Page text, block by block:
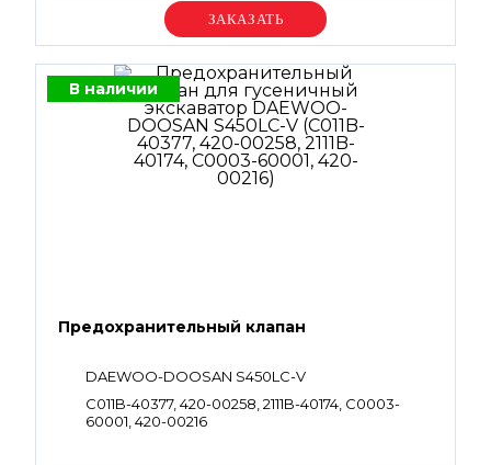
Уточняйте цену
В наличии
Предохранительный клапан
DAEWOO-DOOSAN S450LC-V
C011B-40377, 420-00258, 2111B-40174, C0003-
60001, 420-00216